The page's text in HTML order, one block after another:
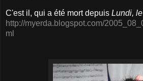
C'est il, qui a été mort depuis Lundi,
http://myerda.blogspot.com/
ml